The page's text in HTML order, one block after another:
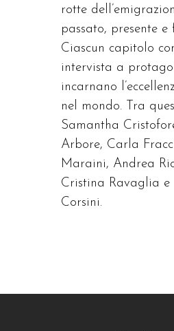
rotte
passato, presente e
Ciascun capitolo
intervista a
incarnano
nel mondo. Tra
Samantha
Arbore, Carla
Maraini, Andrea
Cristina Ravaglia e
Corsini.